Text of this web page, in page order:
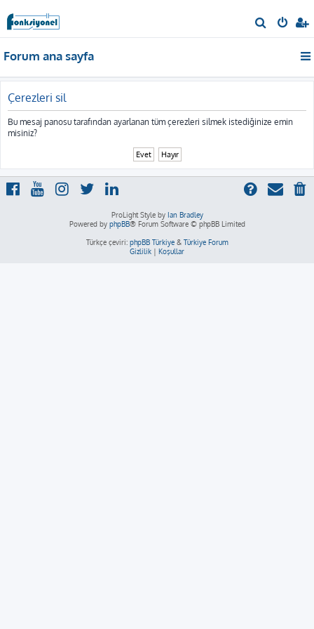
r
Forum ana sayfa
Çerezleri sil
Bu mesaj panosu tarafından ayarlanan tüm çerezleri silmek istediğinize emin
misiniz?
ProLight Style by Ian Bradley
Powered by phpBB® Forum Software © phpBB Limited
Türkçe çeviri: phpBB Türkiye& Türkiye Forum
Gizlilik | Koşullar